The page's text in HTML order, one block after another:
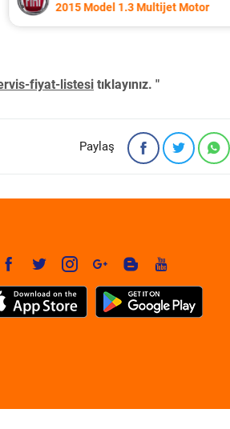
2023 Model 1.0 Sce Motor
fiyat-listesi tıklayınız. "
Paylaş